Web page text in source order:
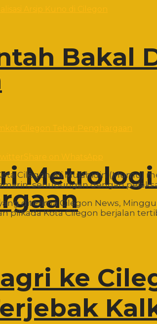
Bakal
Cilegon Ali Mujahidin (Mumu)
sehubungan dengan
diterima Cilegon News,
pilkada Kota Cilegon berjalan
ke